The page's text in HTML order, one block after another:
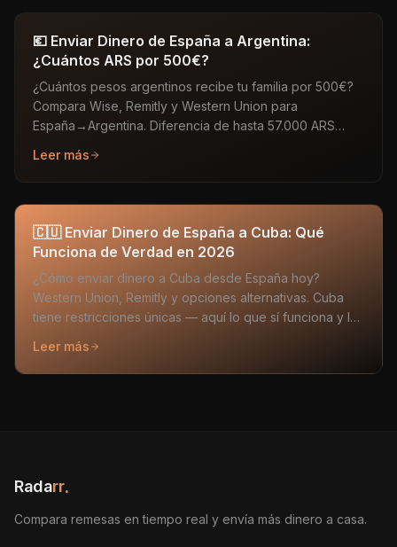
💶 Enviar Dinero de España a Argentina:
¿Cuántos ARS por 500€?
¿Cuántos pesos argentinos recibe tu familia por 500€?
Compara Wise, Remitly y Western Union para
España→Argentina. Diferencia de hasta 57.000 ARS
Leer más
🇨🇺 Enviar Dinero de España a Cuba: Qué
Funciona de Verdad en 2026
¿Cómo enviar dinero a Cuba desde España hoy?
Western Union, Remitly y opciones alternativas. Cuba
tiene restricciones únicas — aquí lo que sí funciona y lo
Leer más
Radarr.
Compara remesas en tiempo real y envía más dinero a casa.